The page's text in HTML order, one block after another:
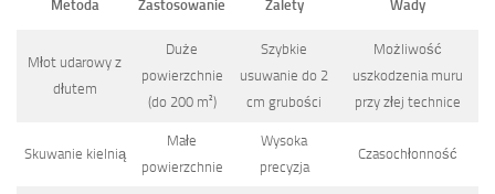
Metoda Zastosowanie Zalety Wady
Młot udarowy z
dłutem
Duże
powierzchnie
(do 200 m²)
Szybkie
usuwanie do 2
cm grubości
Możliwość
uszkodzenia muru
przy złej technice
Skuwanie kielnią
Małe
powierzchnie
Wysoka
precyzja
Czasochłonność